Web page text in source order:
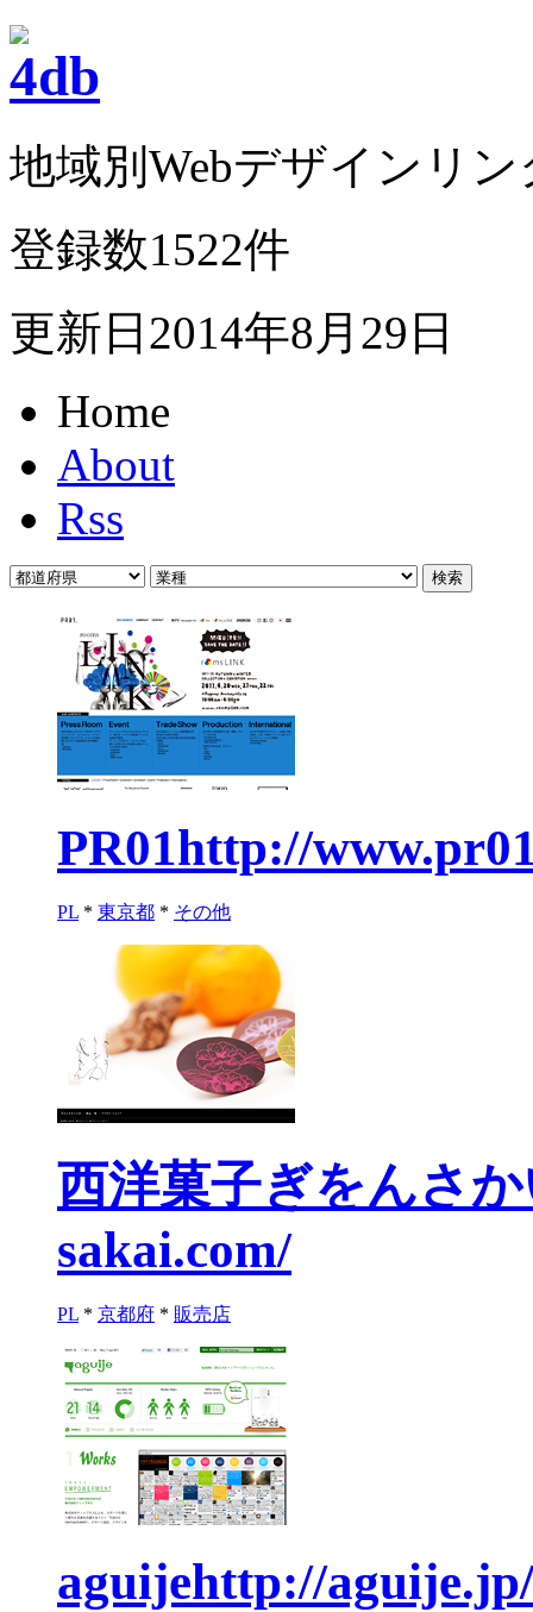
地域別Webデザインリ
登録数1522件
更新日2014年8月29日
Home
About
Rss
PR01http://
PL * 東京都 * その他
西洋菓子ぎをんさ
sakai.com/
PL * 京都府 * 販売店
aguijehttp://aguije.jp/